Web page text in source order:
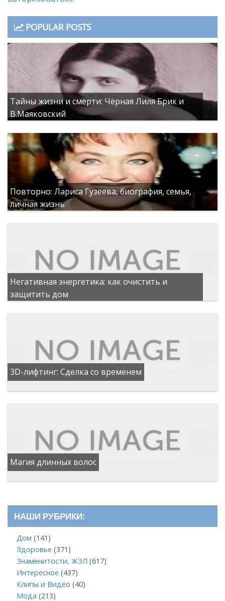
POPULAR POSTS
Тайны жизни и смерти: Чёрная Лиля Брик и
В.Маяковский
Повторно: Лариса Гузеева, биография, семья,
личная жизнь
Негативная энергетика: как очистить и
защитить дом
3D-лифтинг: Сделка со временем
Магия длинных волос
НАШИ РУБРИКИ:
Дом (141)
Здоровье (371)
Знаменитости, ЖЗЛ (617)
Интересное (437)
Клипы и Видео (40)
Мода (213)